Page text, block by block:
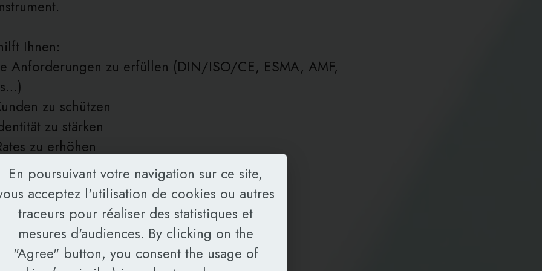
Ihnen:
Anforderungen zu erfüllen (DIN/ISO/CE, ESMA, AMF,
zu schützen
zu stärken
zu erhöhen
Märkte erfolgreich zu erschließen
konsistente, terminologisch korrekte und
Übersetzungen.
En poursuivant votre navigation sur ce site,
acceptez l'utilisation de cookies ou autres
traceurs pour réaliser des statistiques et
mesures d'audiences. By clicking on the
"Agree" button, you consent the usage of